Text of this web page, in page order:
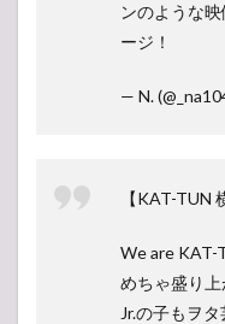
ンのような
ージ！
— N.
【KAT-TUN
We are KAT-
めちゃ盛り上
Jr.の子もヲタ